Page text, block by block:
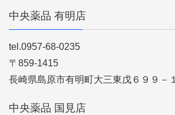
中央薬品 有明店
tel.0957-68-0235
〒859-1415
長崎県島原市有明町大三東戊６９９－１
中央薬品 国見店